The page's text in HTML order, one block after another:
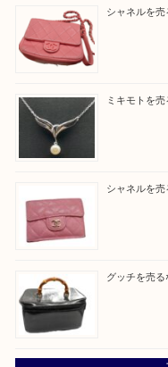
皆様のご来店を従
Facebook
Twitter
セリーヌ